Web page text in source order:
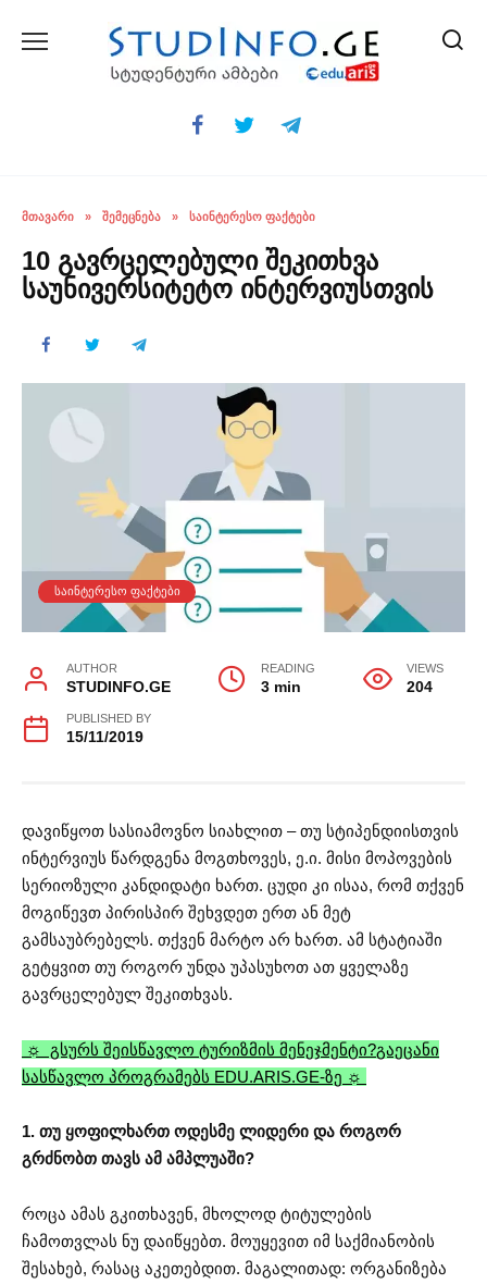
ᲛᲗᲐᲕᲐᲠᲘ » ᲨᲔᲛᲔᲪᲜᲔᲑᲐ » ᲡᲐᲘᲜᲢᲔᲠᲔᲡᲝ ᲤᲐᲥᲢᲔᲑᲘ
10 გავრცელებული შეკითხვა
საუნივერსიტეტო ინტერვიუსთვის
ᲡᲐᲘᲜᲢᲔᲠᲔᲡᲝ ᲤᲐᲥᲢᲔᲑᲘ
AUTHOR
STUDINFO.GE
READING
3 min
VIEWS
204
PUBLISHED BY
15/11/2019
დავიწყოთ სასიამოვნო სიახლით – თუ სტიპენდიისთვის
ინტერვიუს წარდგენა მოგთხოვეს, ე.ი. მისი მოპოვების
სერიოზული კანდიდატი ხართ. ცუდი კი ისაა, რომ თქვენ
მოგიწევთ პირისპირ შეხვდეთ ერთ ან მეტ
გამსაუბრებელს. თქვენ მარტო არ ხართ. ამ სტატიაში
გეტყვით თუ როგორ უნდა უპასუხოთ ათ ყველაზე
გავრცელებულ შეკითხვას.
☼ გსურს შეისწავლო ტურიზმის მენეჯმენტი?გაეცანი
სასწავლო პროგრამებს EDU.ARIS.GE-ზე ☼
1. თუ ყოფილხართ ოდესმე ლიდერი და როგორ
გრძნობთ თავს ამ ამპლუაში?
როცა ამას გკითხავენ, მხოლოდ ტიტულების
ჩამოთვლას ნუ დაიწყებთ. მოუყევით იმ საქმიანობის
შესახებ, რასაც აკეთებდით. მაგალითად: ორგანიზება